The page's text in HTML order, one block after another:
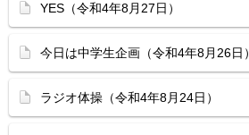
YES（令和4年8月27日）
今日は中学生企画（令和4年8月26日）
ラジオ体操（令和4年8月24日）